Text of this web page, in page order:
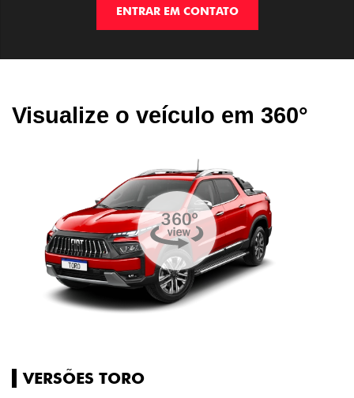
ENTRAR EM CONTATO
Visualize o veículo em 360°
VERSÕES TORO